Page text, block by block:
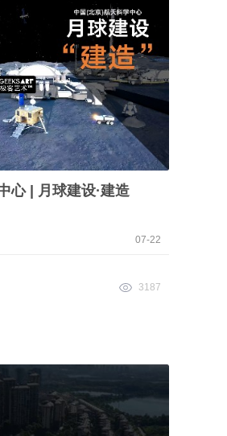
心 | 月球建设·建造
07-22
3187